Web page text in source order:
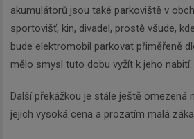
akumulátorů jsou také parkoviště v
sportovišť, kin, divadel, prostě všude,
bude elektromobil parkovat přiměřeně
mělo smysl tuto dobu vyžít k jeho nabití.
Další překážkou je stále ještě omezená
jejich vysoká cena a prozatím malá